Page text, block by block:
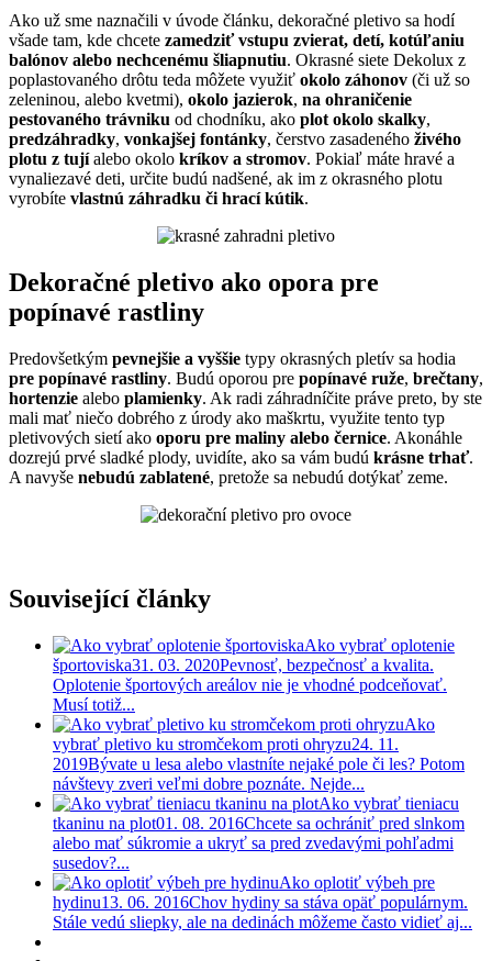
Ako už sme naznačili v úvode článku, dekoračné pletivo sa hodí
všade tam, kde chcete zamedziť vstupu zvierat, detí, kotúľaniu
balónov alebo nechcenému šliapnutiu. Okrasné siete Dekolux z
poplastovaného drôtu teda môžete využiť okolo záhonov (či už so
zeleninou, alebo kvetmi), okolo jazierok, na ohraničenie
pestovaného trávniku od chodníku, ako plot okolo skalky,
predzáhradky, vonkajšej fontánky, čerstvo zasadeného živého
plotu z tujíalebo okolo kríkov a stromov. Pokiaľ máte hravé a
vynaliezavé deti, určite budú nadšené, ak im z okrasného plotu
vyrobíte vlastnú záhradku či hrací kútik.
Dekoračné pletivo ako opora pre
popínavé rastliny
Predovšetkým pevnejšie a vyššie typy okrasných pletív sa hodia
pre popínavé rastliny. Budú oporou pre popínavé ruže, brečtany,
hortenzie alebo plamienky. Ak radi záhradníčite práve preto, by ste
mali mať niečo dobrého z úrody ako maškrtu, využite tento typ
pletivových sietí ako oporu pre maliny alebo černice. Akonáhle
dozrejú prvé sladké plody, uvidíte, ako sa vám budú krásne trhať.
A navyše nebudú zablatené, pretože sa nebudú dotýkať zeme.
Související články
Ako vybrať oplotenie
športoviska31. 03. 2020Pevnosť, bezpečnosť a kvalita.
Oplotenie športových areálov nie je vhodné podceňovať.
Musí totiž...
Ako
vybrať pletivo ku stromčekom proti ohryzu24. 11.
2019Bývate u lesa alebo vlastníte nejaké pole či les? Potom
návštevy zveri veľmi dobre poznáte. Nejde...
Ako vybrať tieniacu
tkaninu na plot01. 08. 2016Chcete sa ochrániť pred slnkom
alebo mať súkromie a ukryť sa pred zvedavými pohľadmi
susedov?...
Ako oplotiť výbeh pre
hydinu13. 06. 2016Chov hydiny sa stáva opäť populárnym.
Stále vedú sliepky, ale na dedinách môžeme často vidieť aj...